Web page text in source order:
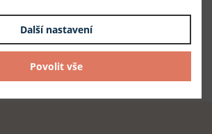
Další nastavení
Povolit vše